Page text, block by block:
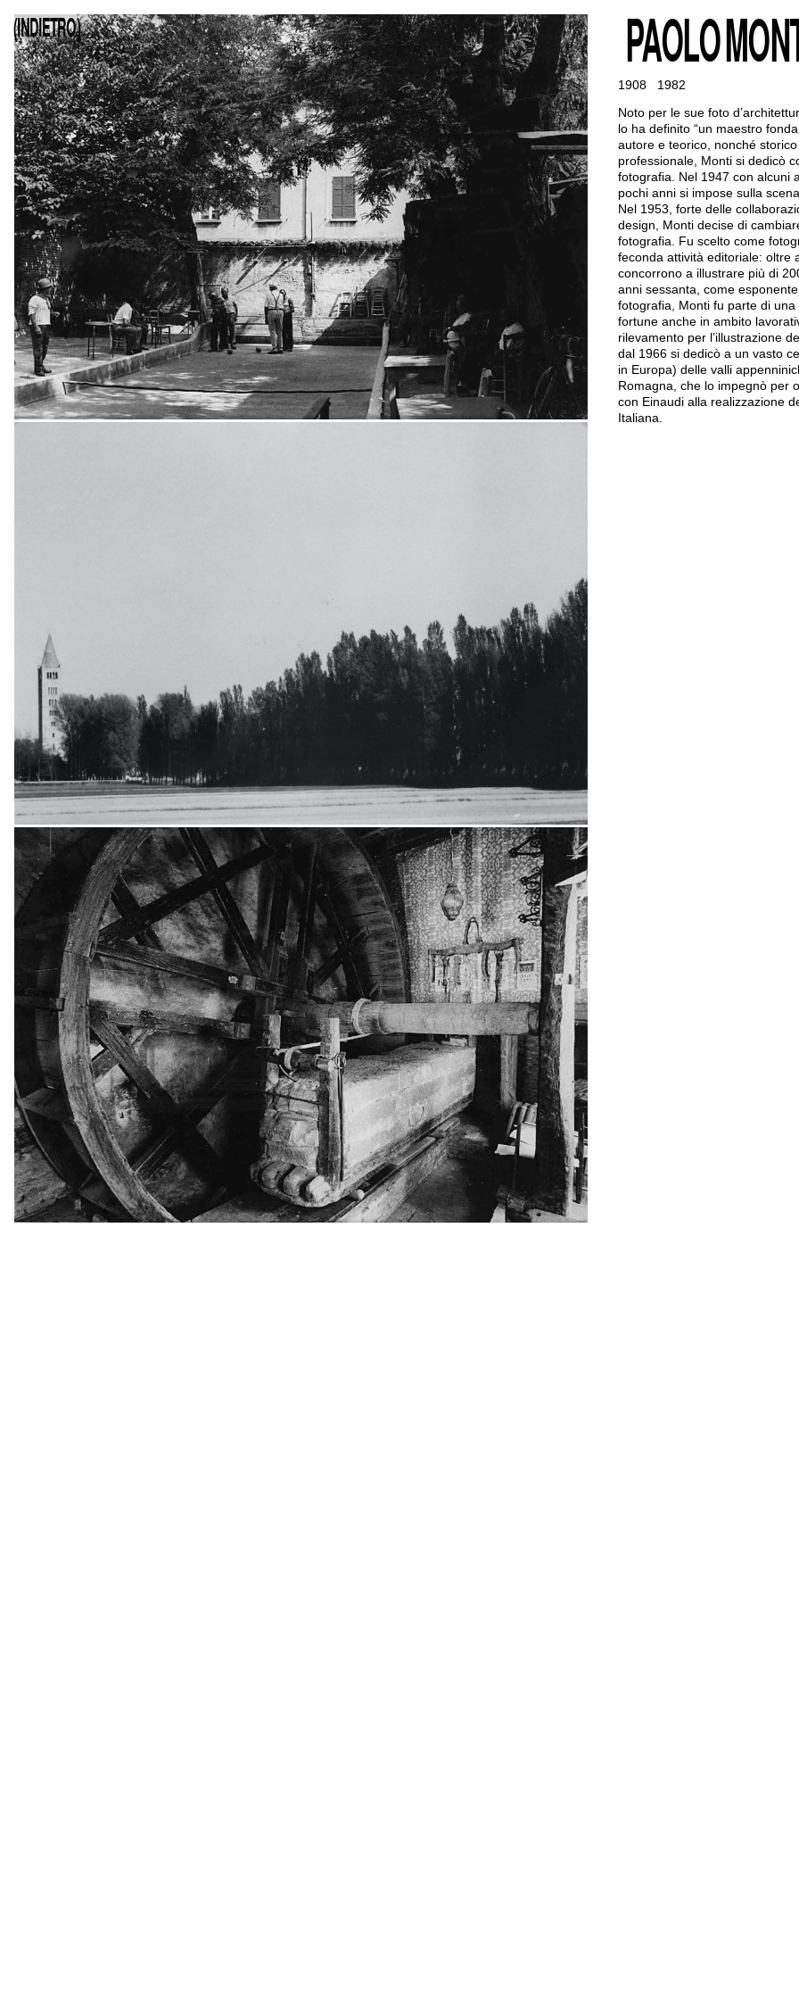
(INDIETRO) PAOLO
1908 1982
Noto per le sue foto
lo ha definito “un maestro
autore e teorico, nonché
professionale, Monti si dedicò
fotografia. Nel 1947 con alcuni
pochi anni si impose sulla
Nel 1953, forte delle
design, Monti decise di
fotografia. Fu scelto come
feconda attività editoriale: oltre
concorrono a illustrare più di
anni sessanta, come
fotografia, Monti fu parte di
fortune anche in ambito
rilevamento per l’illustrazione
dal 1966 si dedicò a un vasto
in Europa) delle valli
Romagna, che lo impegnò per
con Einaudi alla realizzazione
Italiana.